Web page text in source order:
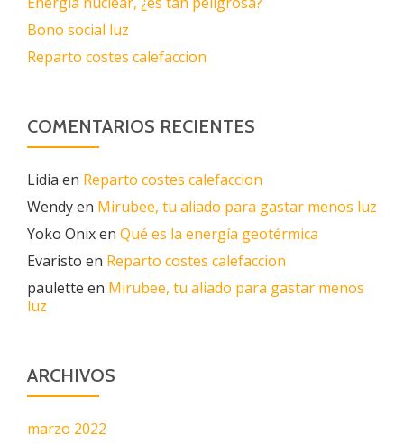
Bono social luz
Reparto costes calefaccion
COMENTARIOS RECIENTES
Lidia en Reparto costes calefaccion
Wendyen Mirubee, tu aliado para gastar menos luz
Yoko Onixen Qué es la energía geotérmica
Evaristo en Reparto costes calefaccion
paulette en Mirubee, tu aliado para gastar menos
luz
ARCHIVOS
marzo 2022